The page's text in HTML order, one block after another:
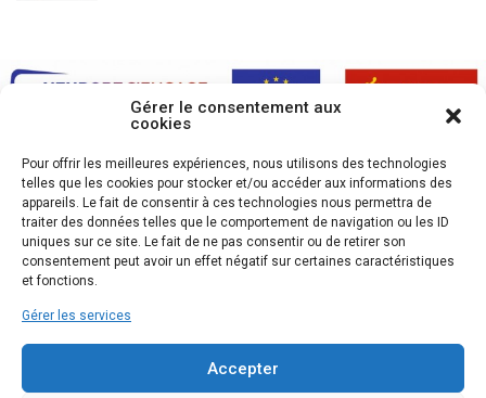
Gérer le consentement aux
cookies
Pour offrir les meilleures expériences, nous utilisons des technologies
telles que les cookies pour stocker et/ou accéder aux informations des
appareils. Le fait de consentir à ces technologies nous permettra de
traiter des données telles que le comportement de navigation ou les ID
uniques sur ce site. Le fait de ne pas consentir ou de retirer son
consentement peut avoir un effet négatif sur certaines caractéristiques
et fonctions.
Gérer les services
Accepter